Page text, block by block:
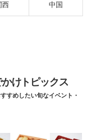
西 中国
けトピックス
すめしたい旬なイベント・